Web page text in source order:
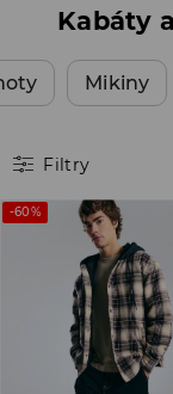
Kabáty
Mikiny
Filtry
-60%